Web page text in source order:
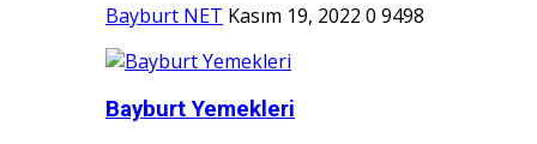
Bayburt NET Kasım 19, 2022 0 9498
Bayburt Yemekleri